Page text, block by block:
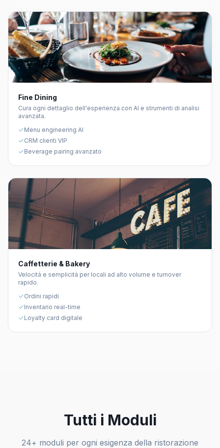
Fine Dining
Cura ogni dettaglio dell'esperienza con AI e strumenti di analisi
avanzata.
Menu engineering AI
CRM clienti VIP
Beverage pairing avanzato
Caffetterie & Bakery
Velocità e semplicità per locali ad alto volume e turnover
rapido.
Ordini rapidi
Inventario real-time
Loyalty card digitale
Tutti i Moduli
24+ moduli per ogni esigenza della ristorazione